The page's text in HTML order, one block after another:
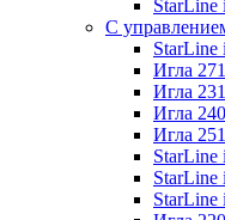
StarLine
С
Игла
Игла
Игла
Игла
StarLine
StarLine